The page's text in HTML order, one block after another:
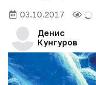
03.10.2017
Денис
Кунгуров